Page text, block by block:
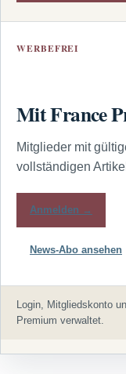
WERBEFREI
Mit France
Mitglieder mit
vollständigen
Anmelden →
News-Abo ansehen
Login, Mitgliedskonto
Premium verwaltet.